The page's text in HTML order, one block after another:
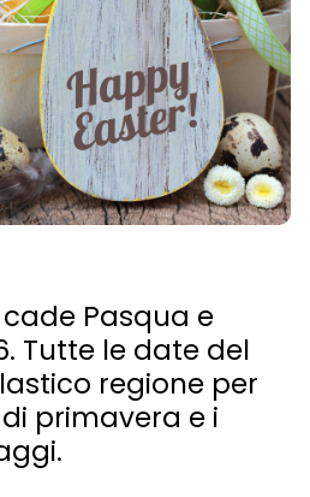
Pasqua e
Tutte le date del
regione per
primavera e i